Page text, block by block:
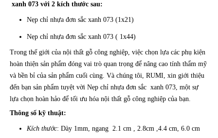
xanh 073 với 2 kích thước sau:
Nẹp chỉ nhựa đơn sắc xanh 073 (1x21)
Nẹp chỉ nhựa đơn sắc xanh 073 ( 1x44)
Trong thế giới của nội thất gỗ công nghiệp, việc chọn lựa các phụ kiện
hoàn thiện sản phẩm đóng vai trò quan trọng để nâng cao tính thẩm mỹ
và bền bỉ của sản phẩm cuối cùng. Và chúng tôi, RUMI, xin giới thiệu
đến bạn sản phẩm tuyệt vời Nẹp chỉ nhựa đơn sắc xanh 073, một sự
lựa chọn hoàn hảo để tối ưu hóa nội thất gỗ công nghiệp của bạn.
Thông số kỹ thuật:
Kích thước: Dày 1mm, ngang 2.1 cm , 2.8cm ,4.4 cm, 6.0 cm